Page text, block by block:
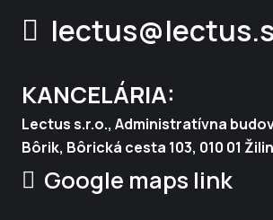
KANCELÁRIA:
Lectus s.r.o., Administratívna
Bôrik, Bôrická cesta 103, 010 01
Google maps link